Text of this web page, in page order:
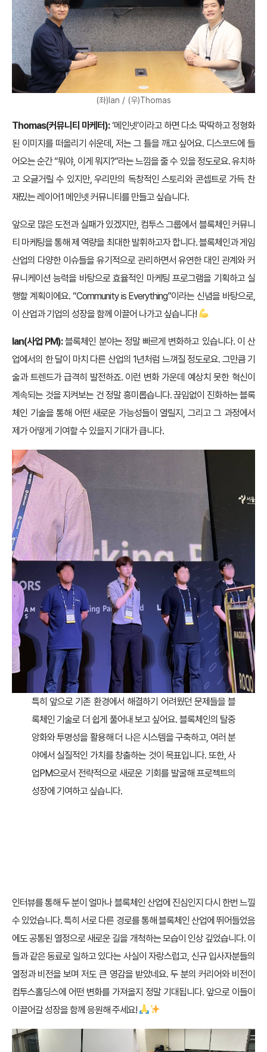
(좌)Ian / (우)Thomas
Thomas(커뮤니티 마케터):‘메인넷’이라고 하면 다소 딱딱하고 정형화
된 이미지를 떠올리기 쉬운데, 저는 그 틀을 깨고 싶어요. 디스코드에 들
어오는 순간 “뭐야, 이게 뭐지?”라는 느낌을 줄 수 있을 정도로요. 유치하
고 오글거릴 수 있지만, 우리만의 독창적인 스토리와 콘셉트로 가득 찬
재밌는 레이어1 메인넷 커뮤니티를 만들고 싶습니다.
앞으로 많은 도전과 실패가 있겠지만, 컴투스 그룹에서 블록체인 커뮤니
티 마케팅을 통해 제 역량을 최대한 발휘하고자 합니다. 블록체인과 게임
산업의 다양한 이슈들을 유기적으로 관리하면서 유연한 대인 관계와 커
뮤니케이션 능력을 바탕으로 효율적인 마케팅 프로그램을 기획하고 실
행할 계획이에요. “Community is Everything”이라는 신념을 바탕으로,
이 산업과 기업의 성장을 함께 이끌어 나가고 싶습니다!
Ian(사업 PM):블록체인 분야는 정말 빠르게 변화하고 있습니다. 이 산
업에서의 한 달이 마치 다른 산업의 1년처럼 느껴질 정도로요. 그만큼 기
술과 트렌드가 급격히 발전하죠. 이런 변화 가운데 예상치 못한 혁신이
계속되는 것을 지켜보는 건 정말 흥미롭습니다. 끊임없이 진화하는 블록
체인 기술을 통해 어떤 새로운 가능성들이 열릴지, 그리고 그 과정에서
제가 어떻게 기여할 수 있을지 기대가 큽니다.
특히 앞으로 기존 환경에서 해결하기 어려웠던 문제들을 블
록체인 기술로 더 쉽게 풀어내 보고 싶어요. 블록체인의 탈중
앙화와 투명성을 활용해 더 나은 시스템을 구축하고, 여러 분
야에서 실질적인 가치를 창출하는 것이 목표입니다. 또한, 사
업PM으로서 전략적으로 새로운 기회를 발굴해 프로젝트의
성장에 기여하고 싶습니다.
인터뷰를 통해 두 분이 얼마나 블록체인 산업에 진심인지 다시 한번 느낄
수 있었습니다. 특히 서로 다른 경로를 통해 블록체인 산업에 뛰어들었음
에도 공통된 열정으로 새로운 길을 개척하는 모습이 인상 깊었습니다. 이
들과 같은 동료로 일하고 있다는 사실이 자랑스럽고, 신규 입사자분들의
열정과 비전을 보며 저도 큰 영감을 받았네요. 두 분의 커리어와 비전이
컴투스홀딩스에 어떤 변화를 가져올지 정말 기대됩니다. 앞으로 이들이
이끌어갈 성장을 함께 응원해 주세요!